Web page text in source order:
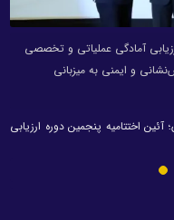
آمادگی عملیاتی و تخصصی
و ایمنی به میزبانی
اختتامیه پنجمین دوره ارزیابی